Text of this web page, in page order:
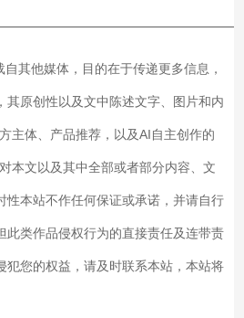
其他媒体，目的在于传递更多信息，
其原创性以及文中陈述文字、图片和内
主体、产品推荐，以及AI自主创作的
本文以及其中全部或者部分内容、文
性本站不作任何保证或承诺，并请自行
此类作品侵权行为的直接责任及连带责
犯您的权益，请及时联系本站，本站将